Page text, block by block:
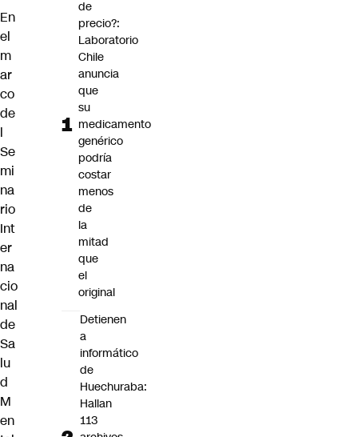
En
el
m
ar
co
de
l
Se
mi
na
rio
Int
er
na
cio
nal
de
Sa
lu
d
M
en
de
precio?:
Laboratorio
Chile
anuncia
que
su
medicamento
genérico
podría
costar
menos
de
la
mitad
que
el
original
Detienen
a
informático
de
Huechuraba:
Hallan
113